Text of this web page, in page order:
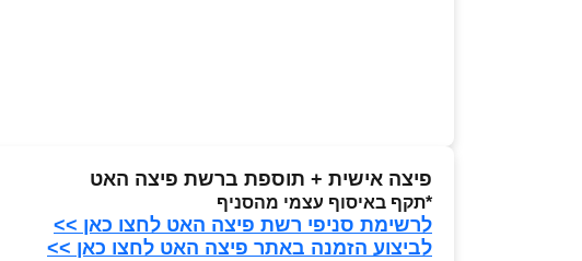
פיצה אישית + תוספת ברשת פיצה האט
*תקף באיסוף עצמי מהסניף
לרשימת סניפי רשת פיצה האט לחצו כאן >>
לביצוע הזמנה באתר פיצה האט לחצו כאן >>